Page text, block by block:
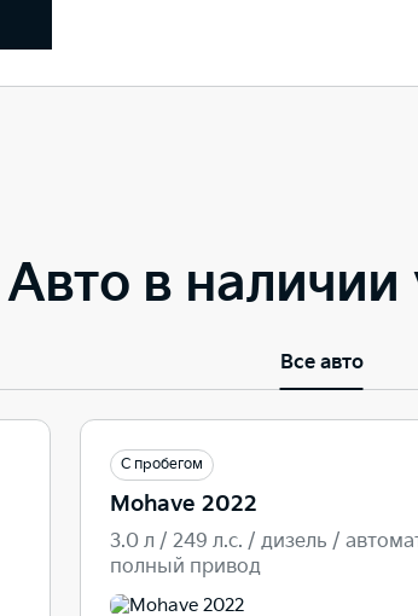
Авто в наличии
Все авто
С пробегом
Mohave 2022
3.0 л / 249 л.c. / дизель /
полный привод